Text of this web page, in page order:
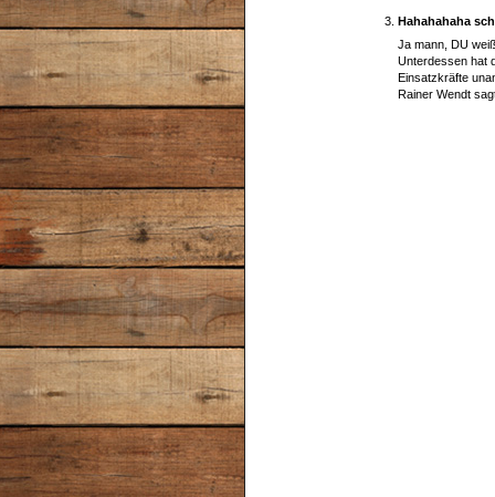
Hahahahaha
Ja mann, DU
Unterdessen hat
Einsatzkräfte
Rainer Wendt